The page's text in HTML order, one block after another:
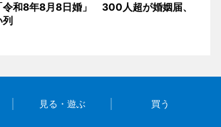
令和8年8月8日婚」 300人超が婚姻届、
列
見る・遊ぶ 買う